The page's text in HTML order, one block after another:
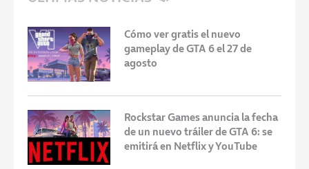
Cómo ver gratis el nuevo
gameplay de GTA 6 el 27 de
agosto
Rockstar Games anuncia la fecha
de un nuevo tráiler de GTA 6: se
emitirá en Netflix y YouTube